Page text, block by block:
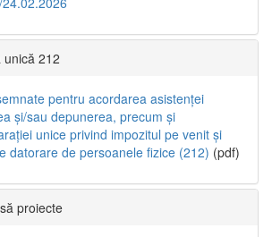
212
pentru acordarea asistenței
și/sau depunerea, precum și
unice privind impozitul pe venit și
datorare de persoanele fizice (212) (pdf)
proiecte